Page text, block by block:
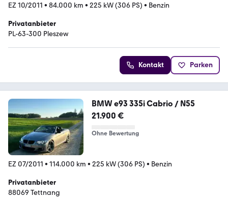
EZ 10/2011 • 84.000 km • 225 kW (306 PS) • Benzin
Privatanbieter
PL-63-300 Pleszew
Kontakt Parken
BMW e93 335i Cabrio / N55
21.900 €
Ohne Bewertung
EZ 07/2011 • 114.000 km • 225 kW (306 PS) • Benzin
Privatanbieter
88069 Tettnang